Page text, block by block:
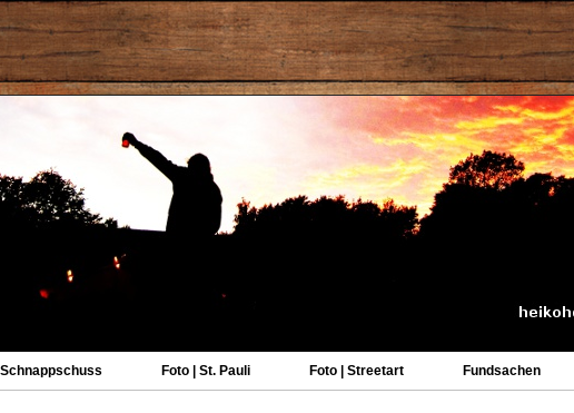
Schnappschuss Foto | St. Pauli Foto | Streetart Fundsachen